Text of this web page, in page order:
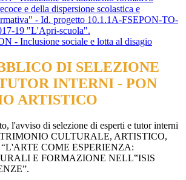
e della dispersione scolastica e
- Id. progetto 10.1.1A-FSEPON-TO-
19 "L'Apri-scuola".
- Inclusione sociale e lotta al disagio
DI SELEZIONE
INTERNI - PON
ARTISTICO
l'avviso di selezione di esperti e tutor interni
CULTURALE, ARTISTICO,
COME ESPERIENZA:
E FORMAZIONE NELL‟ISIS